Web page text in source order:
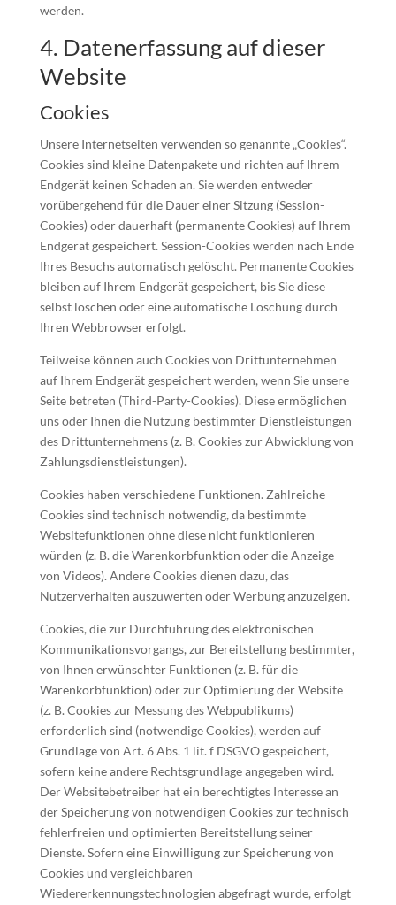
werden.
4. Datenerfassung auf dieser
Website
Cookies
Unsere Internetseiten verwenden so genannte „Cookies“.
Cookies sind kleine Datenpakete und richten auf Ihrem
Endgerät keinen Schaden an. Sie werden entweder
vorübergehend für die Dauer einer Sitzung (Session-
Cookies) oder dauerhaft (permanente Cookies) auf Ihrem
Endgerät gespeichert. Session-Cookies werden nach Ende
Ihres Besuchs automatisch gelöscht. Permanente Cookies
bleiben auf Ihrem Endgerät gespeichert, bis Sie diese
selbst löschen oder eine automatische Löschung durch
Ihren Webbrowser erfolgt.
Teilweise können auch Cookies von Drittunternehmen
auf Ihrem Endgerät gespeichert werden, wenn Sie unsere
Seite betreten (Third-Party-Cookies). Diese ermöglichen
uns oder Ihnen die Nutzung bestimmter Dienstleistungen
des Drittunternehmens (z. B. Cookies zur Abwicklung von
Zahlungsdienstleistungen).
Cookies haben verschiedene Funktionen. Zahlreiche
Cookies sind technisch notwendig, da bestimmte
Websitefunktionen ohne diese nicht funktionieren
würden (z. B. die Warenkorbfunktion oder die Anzeige
von Videos). Andere Cookies dienen dazu, das
Nutzerverhalten auszuwerten oder Werbung anzuzeigen.
Cookies, die zur Durchführung des elektronischen
Kommunikationsvorgangs, zur Bereitstellung bestimmter,
von Ihnen erwünschter Funktionen (z. B. für die
Warenkorbfunktion) oder zur Optimierung der Website
(z. B. Cookies zur Messung des Webpublikums)
erforderlich sind (notwendige Cookies), werden auf
Grundlage von Art. 6 Abs. 1 lit. f DSGVO gespeichert,
sofern keine andere Rechtsgrundlage angegeben wird.
Der Websitebetreiber hat ein berechtigtes Interesse an
der Speicherung von notwendigen Cookies zur technisch
fehlerfreien und optimierten Bereitstellung seiner
Dienste. Sofern eine Einwilligung zur Speicherung von
Cookies und vergleichbaren
Wiedererkennungstechnologien abgefragt wurde, erfolgt